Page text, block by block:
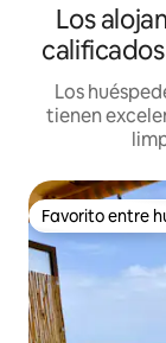
Los
Los
tienen
Favorito entre
Favorito entre